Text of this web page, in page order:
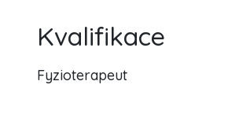
Kvalifikace
Fyzioterapeut